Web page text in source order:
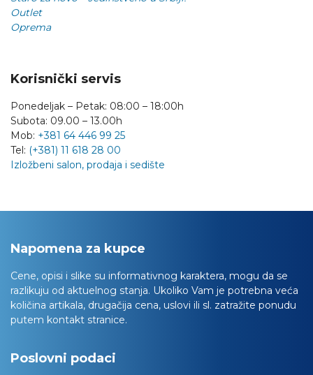
Outlet
Oprema
Korisnički servis
Ponedeljak – Petak: 08:00 – 18:00h
Subota: 09.00 – 13.00h
Mob: +381 64 446 99 25
Tel: (+381) 11 618 28 00
Izložbeni salon, prodaja i sedište
Napomena za kupce
Cene, opisi i slike su informativnog karaktera, mogu da se
razlikuju od aktuelnog stanja. Ukoliko Vam je potrebna veća
količina artikala, drugačija cena, uslovi ili sl. zatražite ponudu
putem kontakt stranice.
Poslovni podaci